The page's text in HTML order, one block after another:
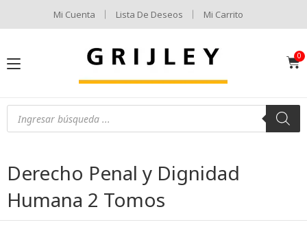
Mi Cuenta Lista De Deseos Mi Carrito
Derecho Penal y Dignidad
Humana 2 Tomos